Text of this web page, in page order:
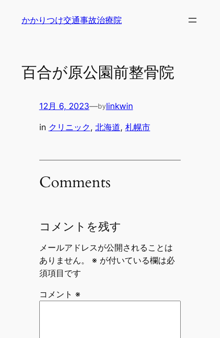
かかりつけ交通事故治療院
百合が原公園前整骨院
12月 6, 2023—bylinkwin
in クリニック , 北海道, 札幌市
Comments
コメントを残す
メールアドレスが公開されることは
ありません。
※ が付いている欄は必
須項目です
コメント ※